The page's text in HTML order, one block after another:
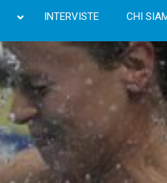
INTERVISTE CHI